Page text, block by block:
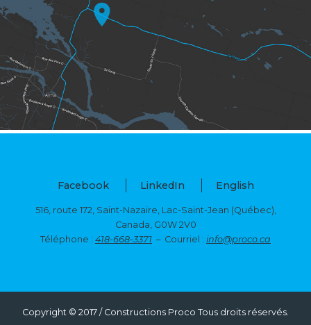
Facebook LinkedIn English
516, route 172, Saint-Nazaire, Lac-Saint-Jean (Québec),
Canada, G0W 2V0
Téléphone : 418-668-3371 – Courriel : info@proco.ca
Copyright © 2017 / Constructions Proco Tous droits réservés.